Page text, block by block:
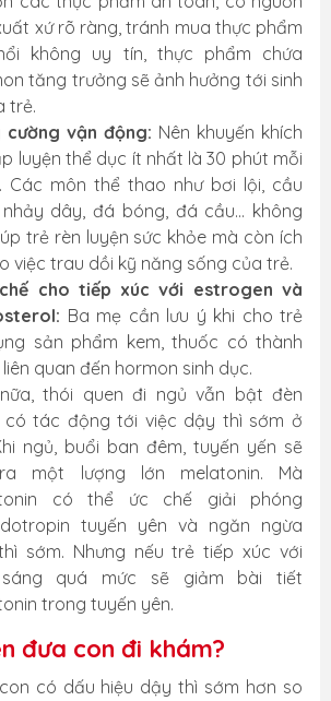
xứ rõ ràng, tránh mua thực phẩm
không uy tín, thực phẩm chứa
tăng trưởng sẽ ảnh hưởng tới sinh
trẻ.
cường vận động: Nên khuyến khích
luyện thể dục ít nhất là 30 phút mỗi
Các môn thể thao như bơi lội, cầu
nhảy dây, đá bóng, đá cầu... không
trẻ rèn luyện sức khỏe mà còn ích
việc trau dồi kỹ năng sống của trẻ.
cho tiếp xúc với estrogen và
Ba mẹ cần lưu ý khi cho trẻ
sản phẩm kem, thuốc có thành
quan đến hormon sinh dục.
thói quen đi ngủ vẫn bật đèn
có tác động tới việc dậy thì sớm ở
ngủ, buổi ban đêm, tuyến yến sẽ
một lượng lớn melatonin. Mà
có thể ức chế giải phóng
tuyến yên và ngăn ngừa
sớm. Nhưng nếu trẻ tiếp xúc với
quá mức sẽ giảm bài tiết
trong tuyến yên.
đưa con đi khám?
có dấu hiệu dậy thì sớm hơn so